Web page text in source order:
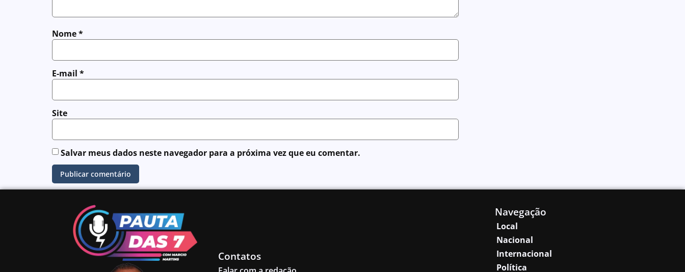
Nome*
E-mail *
Site
Salvar meus dados neste navegador para a próxima vez que eu comentar.
Contatos
Navegação
Local
Nacional
Internacional
Política